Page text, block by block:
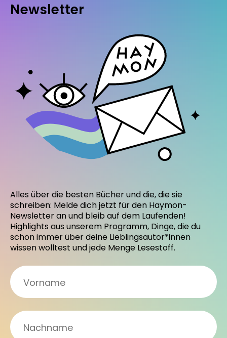
Newsletter
Alles über die besten Bücher und die, die sie
schreiben: Melde dich jetzt für den Haymon-
Newsletter an und bleib auf dem Laufenden!
Highlights aus unserem Programm, Dinge, die du
schon immer über deine Lieblingsautor*innen
wissen wolltest und jede Menge Lesestoff.